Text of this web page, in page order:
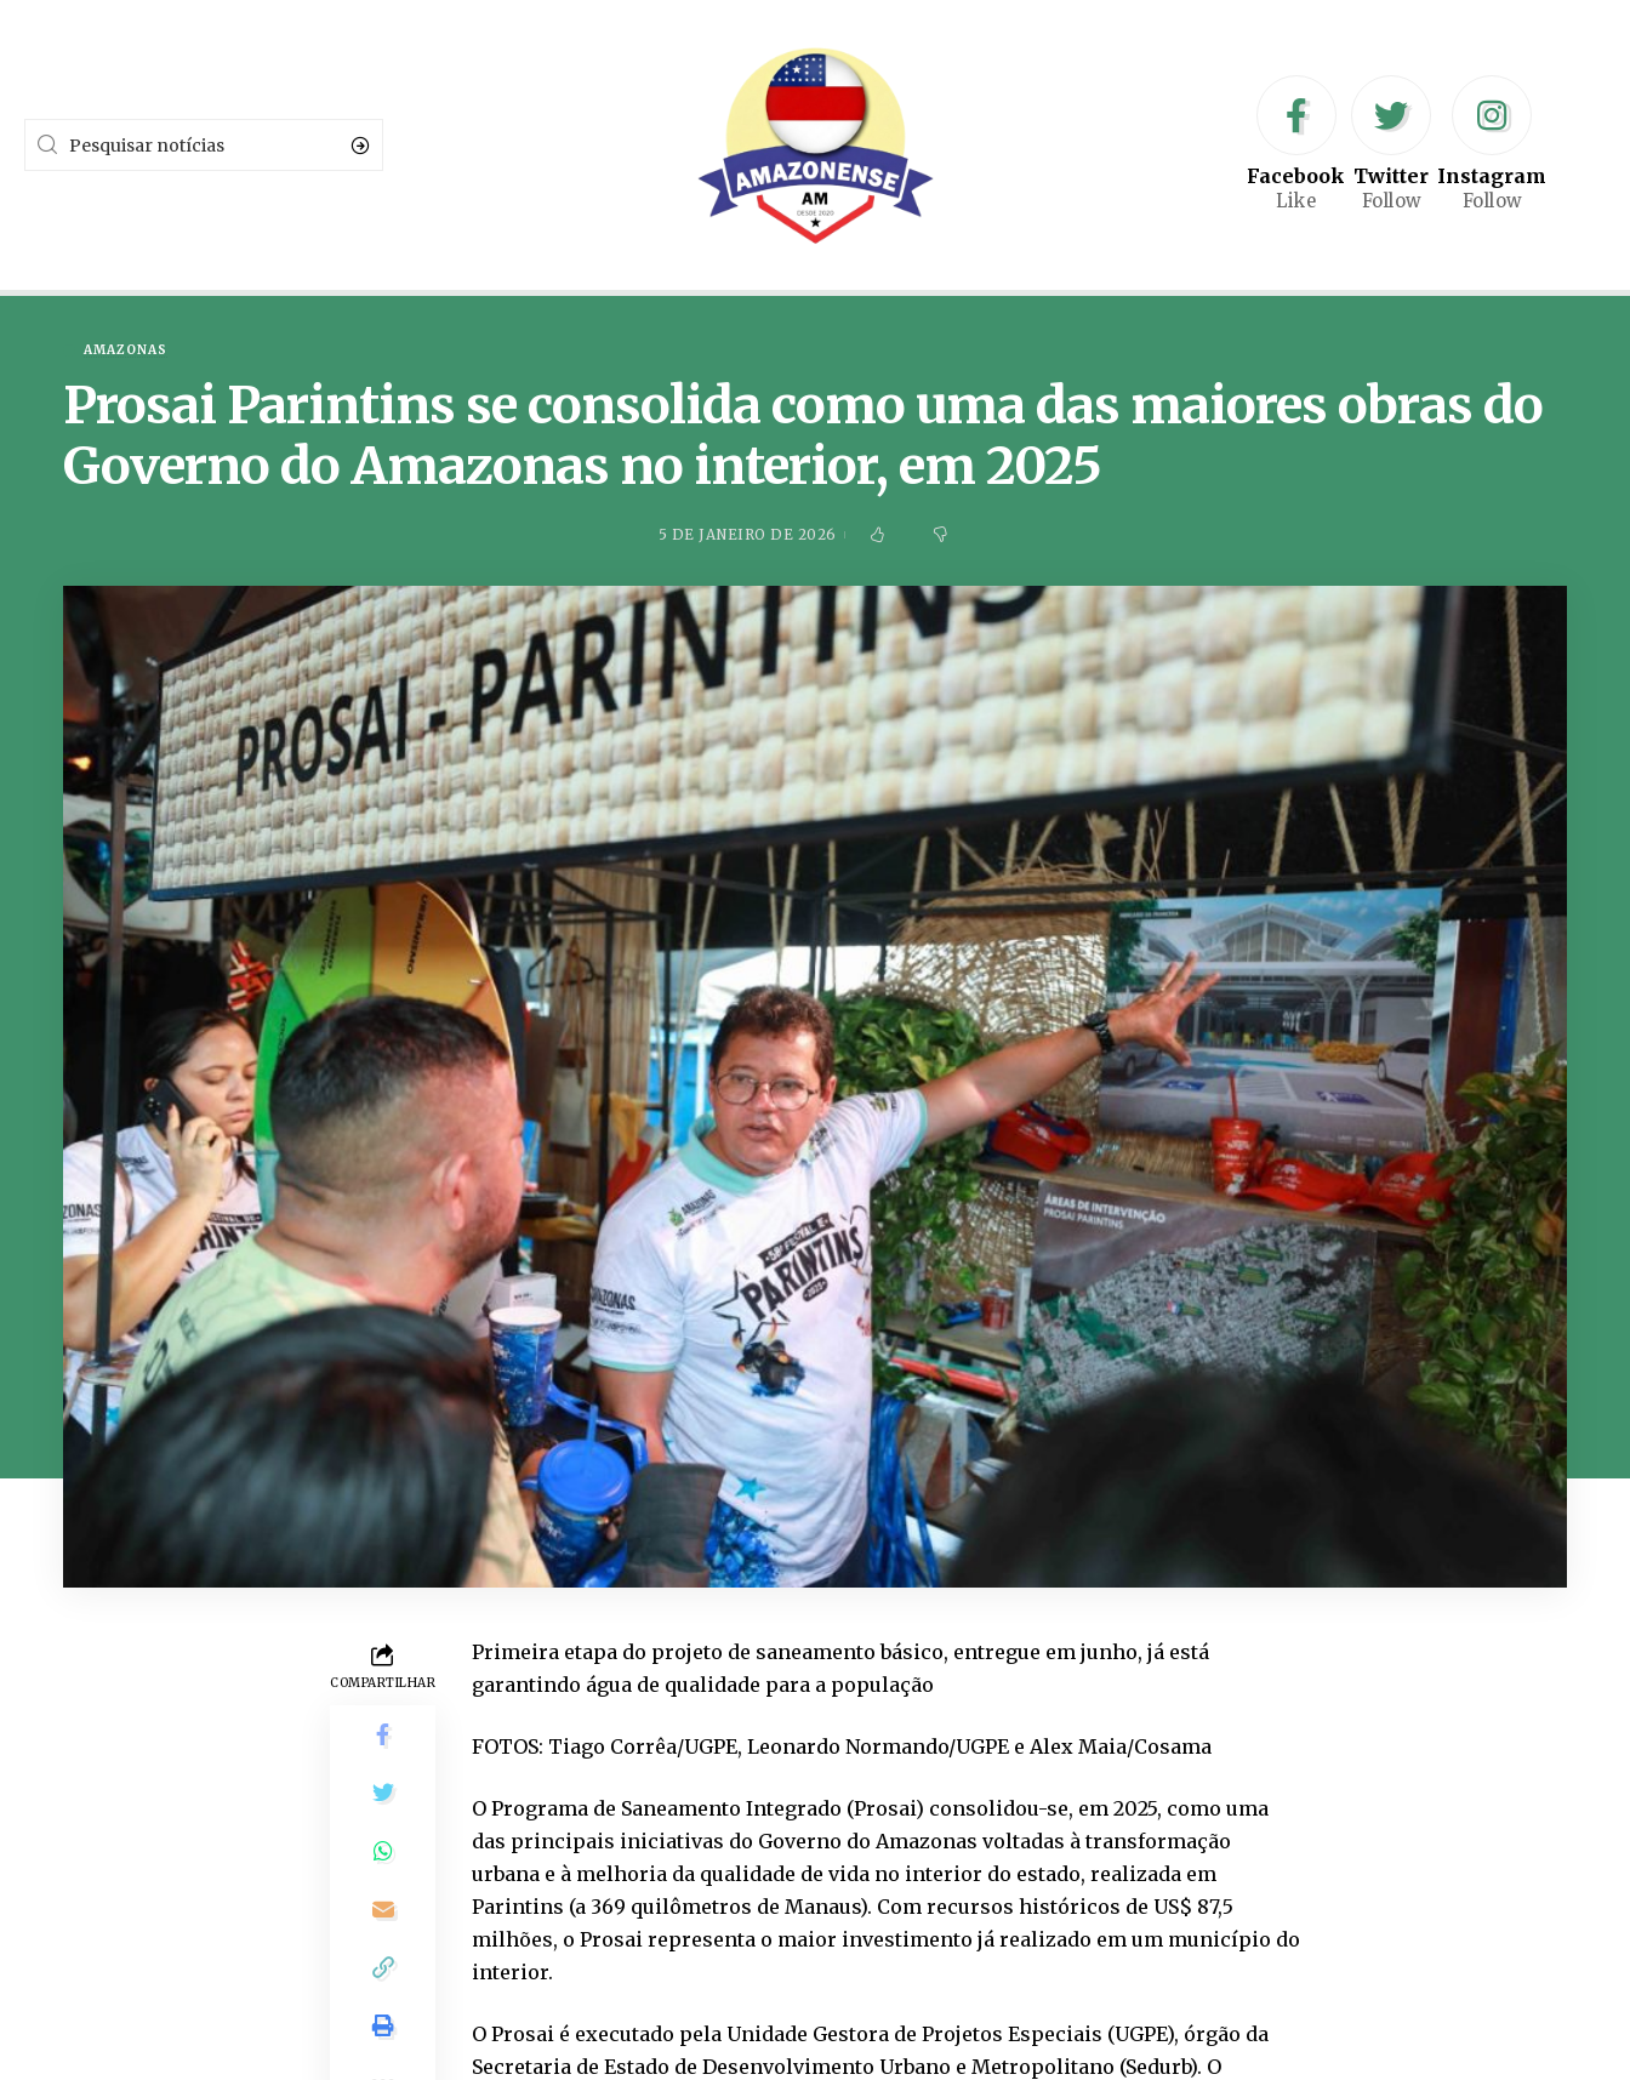
Facebook
Like
Twitter
Follow
Instagram
Follow
AMAZONAS
Prosai Parintins se consolida como uma das maiores obras do
Governo do Amazonas no interior, em 2025
5 DE JANEIRO DE 2026
COMPARTILHAR
Primeira etapa do projeto de saneamento básico, entregue em junho, já está
garantindo água de qualidade para a população
FOTOS: Tiago Corrêa/UGPE, Leonardo Normando/UGPE e Alex Maia/Cosama
O Programa de Saneamento Integrado (Prosai) consolidou-se, em 2025, como uma
das principais iniciativas do Governo do Amazonas voltadas à transformação
urbana e à melhoria da qualidade de vida no interior do estado, realizada em
Parintins (a 369 quilômetros de Manaus). Com recursos históricos de US$ 87,5
milhões, o Prosai representa o maior investimento já realizado em um município do
interior.
O Prosai é executado pela Unidade Gestora de Projetos Especiais (UGPE), órgão da
Secretaria de Estado de Desenvolvimento Urbano e Metropolitano (Sedurb). O